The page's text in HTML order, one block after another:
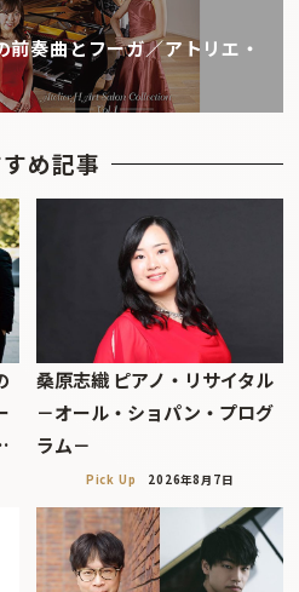
前奏曲とフーガ／アトリエ・
め記事
桑原志織 ピアノ・リサイタル
－オール・ショパン・プログ
ラム－
Pick Up 2026年8月7日